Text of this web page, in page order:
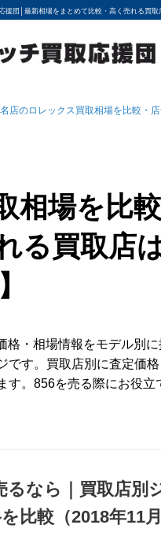
援団│ 最新相場をまとめて比較・高く売れる買取
開中
買取相場を調べる
から買取相場を調べる
す
探す
売る方法
店のロレックス買取相場を比較・
相場を比較
る買取店
格・相場情報をモデル別に
です。買取店別に査定価
す。856を売る際にお役立
るなら｜買取店別
比較（2018年11月